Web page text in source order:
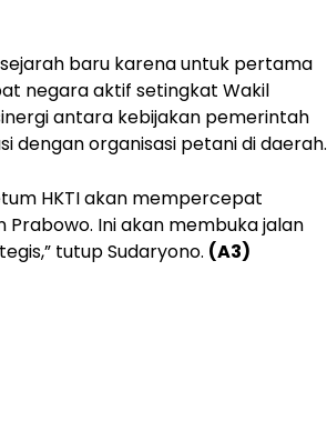
baru karena untuk pertama
negara aktif setingkat Wakil
antara kebijakan pemerintah
dengan organisasi petani di daerah.
HKTI akan mempercepat
Ini akan membuka jalan
tutup Sudaryono. (A3)